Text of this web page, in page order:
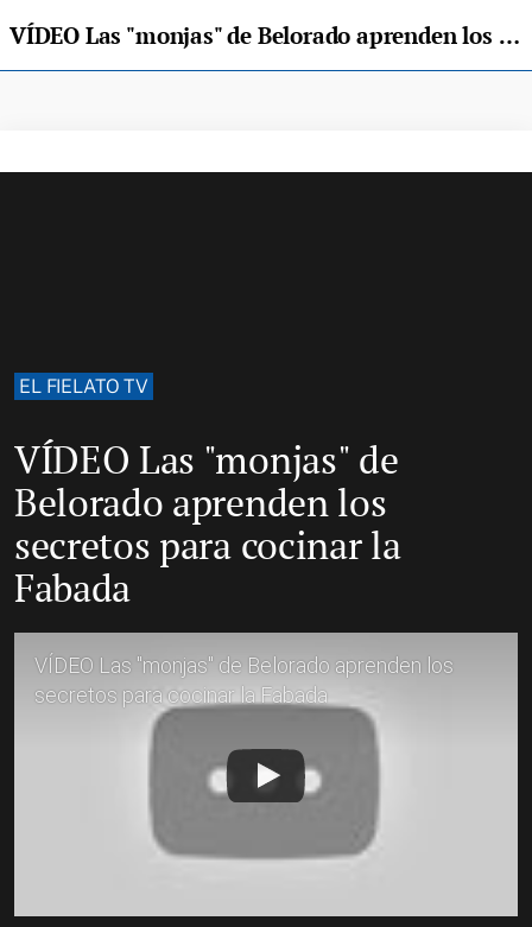
VÍDEO Las "monjas" de Belorado aprenden los secretos para cocinar la Fabada
EL FIELATO TV
VÍDEO Las "monjas" de
Belorado aprenden los
secretos para cocinar la
Fabada
VÍDEO Las "monjas" de Belorado aprenden los
secretos para cocinar la Fabada